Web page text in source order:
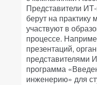
Представители
берут на практику
участвуют в
процессе.
презентаций,
представителями
программа
инженерию» для